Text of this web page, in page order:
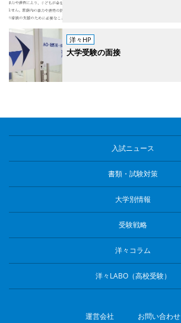
洋々HP
大学受験の面接
入試ニュース
書類・試験対策
大学別情報
受験戦略
洋々コラム
洋々LABO（高校受験）
運営会社 お問い合わせ